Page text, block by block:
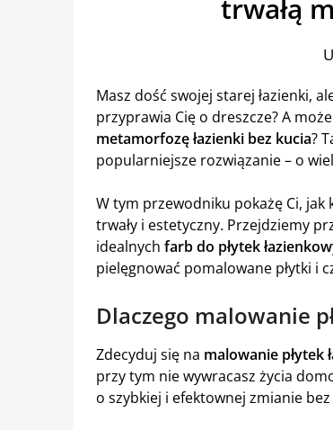
trwałą
Masz dość swojej starej łazienki,
przyprawia Cię o dreszcze? A
metamorfozę łazienki bez kucia?
popularniejsze rozwiązanie – o
W tym przewodniku pokażę Ci, jak
trwały i estetyczny. Przejdziemy
idealnych farb do płytek
pielęgnować pomalowane płytki i
Dlaczego malowanie
Zdecyduj się na malowanie płytek
przy tym nie wywracasz życia
o szybkiej i efektownej zmianie